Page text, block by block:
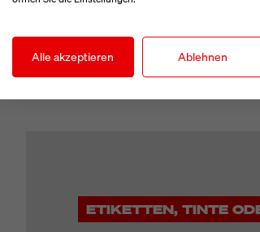
bleiben.
ETIKETTEN, TINTE
Alle akzeptieren Ablehnen